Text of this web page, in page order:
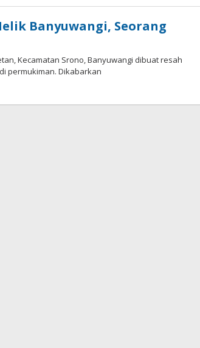
Banyuwangi, Seorang
Kecamatan Srono, Banyuwangi dibuat resah
permukiman. Dikabarkan